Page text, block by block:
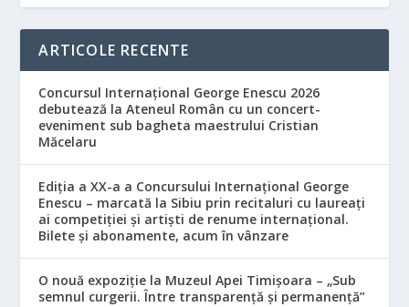
ARTICOLE RECENTE
Concursul Internațional George Enescu 2026
debutează la Ateneul Român cu un concert-
eveniment sub bagheta maestrului Cristian
Măcelaru
Ediția a XX-a a Concursului Internațional George
Enescu – marcată la Sibiu prin recitaluri cu laureați
ai competiției și artiști de renume internațional.
Bilete și abonamente, acum în vânzare
O nouă expoziție la Muzeul Apei Timișoara – „Sub
semnul curgerii. Între transparență și permanență”